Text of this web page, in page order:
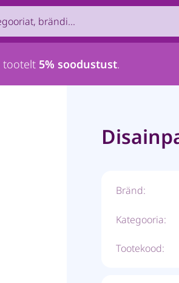
category...
tootelt 5% soodustust.
Bränd:
Kategooria:
Tootekood: